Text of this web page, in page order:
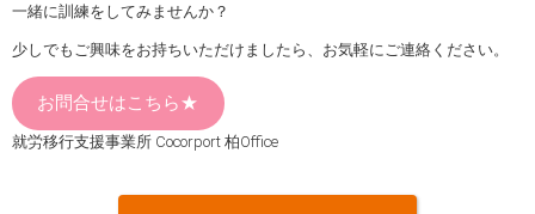
一緒に訓練をしてみませんか？
少しでもご興味をお持ちいただけましたら、お気軽にご連絡ください。
お問合せはこちら★
就労移行支援事業所 Cocorport 柏Office